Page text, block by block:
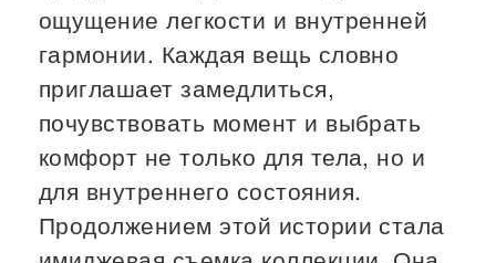
ощущение легкости и внутренней
гармонии. Каждая вещь словно
приглашает замедлиться,
почувствовать момент и выбрать
комфорт не только для тела, но и
для внутреннего состояния.
Продолжением этой истории стала